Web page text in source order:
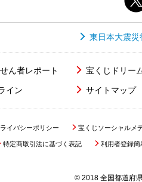
東日本大震災
ん者レポート 宝くじドリー
イン サイトマップ
イバシーポリシー 宝くじソーシャルメ
特定商取引法に基づく表記 利用者登録
© 2018 全国都道府